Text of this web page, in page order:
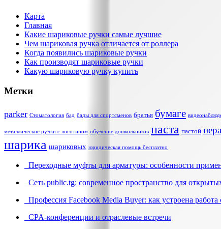
Карта
Главная
Какие шариковые ручки самые лучшие
Чем шариковая ручка отличается от роллера
Когда появились шариковые ручки
Как производят шариковые ручки
Какую шариковую ручку купить
Метки
parker Стоматология бад бады для спортсменов братья бумаге
металлические ручки с логотипом обучение дошкольников паста пастой пера
шарика шариковых юридическая помощь бесплатно
Переходные муфты для арматуры: особенности
Сеть public.tg: современное пространство для
Профессия Facebook Media Buyer: как устроена
CPA-конференции и отраслевые встречи